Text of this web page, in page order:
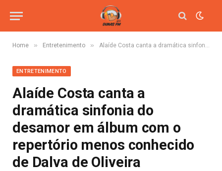
Home » Entretenimento » Alaíde Costa canta a dramática sinfonia do desamor em álbum com o repertório menos conhecido de Dalva de Oliveira
ENTRETENIMENTO
Alaíde Costa canta a
dramática sinfonia do
desamor em álbum com o
repertório menos conhecido
de Dalva de Oliveira